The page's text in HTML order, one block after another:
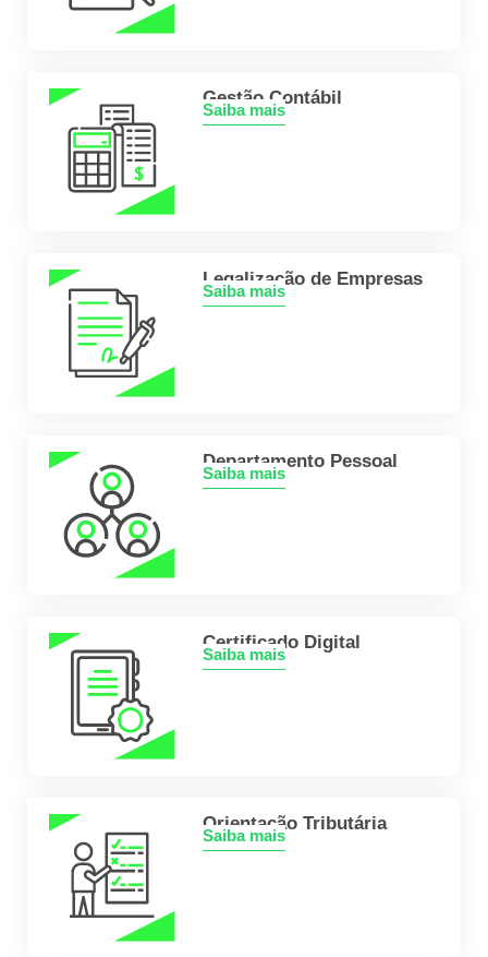
Gestão Contábil
Saiba mais
Legalização de Empresas
Saiba mais
Departamento Pessoal
Saiba mais
Certificado Digital
Saiba mais
Orientação Tributária
Saiba mais